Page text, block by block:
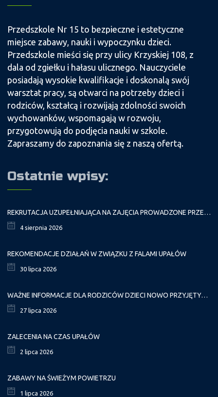
Przedszkole Nr 15 to bezpieczne i estetyczne
miejsce zabawy, nauki i wypoczynku dzieci.
Przedszkole mieści się przy ulicy Krzyskiej 108, z
dala od zgiełku i hałasu ulicznego. Nauczyciele
posiadają wysokie kwalifikacje i doskonalą swój
warsztat pracy, są otwarci na potrzeby dzieci i
rodziców, kształcą i rozwijają zdolności swoich
wychowanków, wspomagają w rozwoju,
przygotowują do podjęcia nauki w szkole.
Zapraszamy do zapoznania się z naszą ofertą.
Ostatnie wpisy:
REKRUTACJA UZUPEŁNIAJĄCA NA ZAJĘCIA PROWADZONE PRZEZ PAŁAC MŁODZIEŻY W ROKU SZKOLNYM 2026/2027
4 sierpnia 2026
REKOMENDACJE DZIAŁAŃ W ZWIĄZKU Z FALAMI UPAŁÓW
30 lipca 2026
WAŻNE INFORMACJE DLA RODZICÓW DZIECI NOWO PRZYJĘTYCH GR. I
27 lipca 2026
ZALECENIA NA CZAS UPAŁÓW
2 lipca 2026
ZABAWY NA ŚWIEŻYM POWIETRZU
1 lipca 2026